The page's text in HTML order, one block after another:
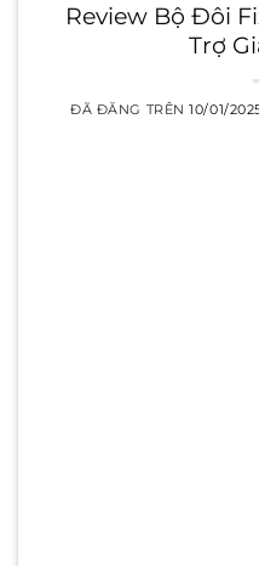
Review Bộ Đôi
Trợ
ĐÃ ĐĂNG TRÊN10/01/